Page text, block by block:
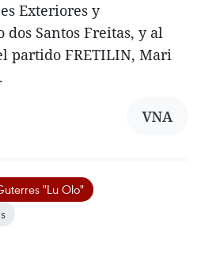
Exteriores y
dos Santos Freitas, y al
partido FRETILIN, Mari
VNA
"Lu Olo"